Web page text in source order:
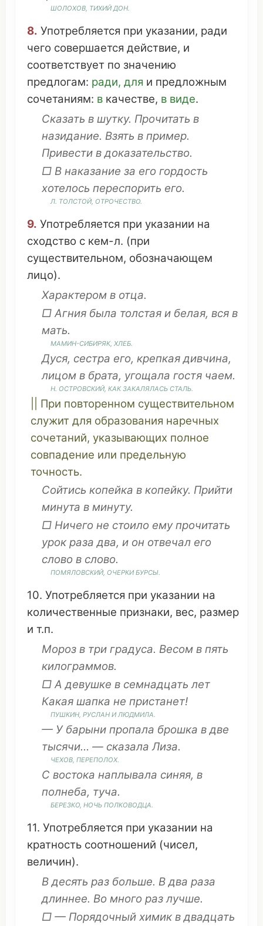
ШОЛОХОВ, ТИХИЙ ДОН.
8. Употребляется при указании, ради
чего совершается действие, и
соответствует по значению
предлогам: ради, для и предложным
сочетаниям: в качестве, в виде.
Сказать в шутку. Прочитать в
назидание. Взять в пример.
Привести вдоказательство.
□ В наказание за его гордость
хотелось переспорить его.
Л. ТОЛСТОЙ, ОТРОЧЕСТВО.
9. Употребляется при указании на
сходство с кем-л. (при
существительном, обозначающем
лицо).
Характером в отца.
□ Агния была толстая и белая, вся в
мать.
МАМИН-СИБИРЯК, ХЛЕБ.
Дуся, сестра его, крепкаядивчина,
лицом в брата, угощала гостя чаем.
Н. ОСТРОВСКИЙ, КАК ЗАКАЛЯЛАСЬ СТАЛЬ.
|| При повторенном существительном
служит для образования наречных
сочетаний, указывающих полное
совпадение или предельную
точность.
Сойтись копейка в копейку. Прийти
минута в минуту.
□ Ничего не стоило емупрочитать
урок раза два, и он отвечал его
слово в слово.
ПОМЯЛОВСКИЙ, ОЧЕРКИ БУРСЫ.
10. Употребляется при указании на
количественные признаки, вес, размер
и т.п.
Мороз в три градуса. Весом в пять
килограммов.
□ Адевушке в семнадцать лет
Какая шапка не пристанет!
ПУШКИН, РУСЛАН И ЛЮДМИЛА.
— У барыни пропала брошка вдве
тысячи… — сказала Лиза.
ЧЕХОВ, ПЕРЕПОЛОХ.
С востока наплывала синяя, в
полнеба, туча.
БЕРЕЗКО, НОЧЬ ПОЛКОВОДЦА.
11. Употребляется при указании на
кратность соотношений (чисел,
величин).
Вдесять раз больше. В два раза
длиннее. Во много раз лучше.
□ — Порядочный химик вдвадцать